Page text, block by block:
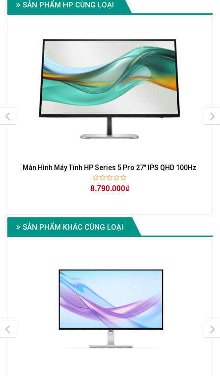
SẢN PHẨM HP CÙNG LOẠI
Màn Hình Máy Tính HP Series 5 Pro 27" IPS QHD 100Hz
8.790.000₫
SẢN PHẨM KHÁC CÙNG LOẠI